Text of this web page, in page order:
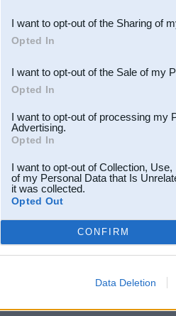
Downstream Participants
third parties.
I want to opt-out of the Sharing of
Opted In
I want to opt-out of the Sale of my
Opted In
I want to opt-out of processing my
Advertising.
Opted In
I want to opt-out of Collection,
of my Personal Data that Is
it was collected.
Opted Out
CONFIRM
Data Deletion